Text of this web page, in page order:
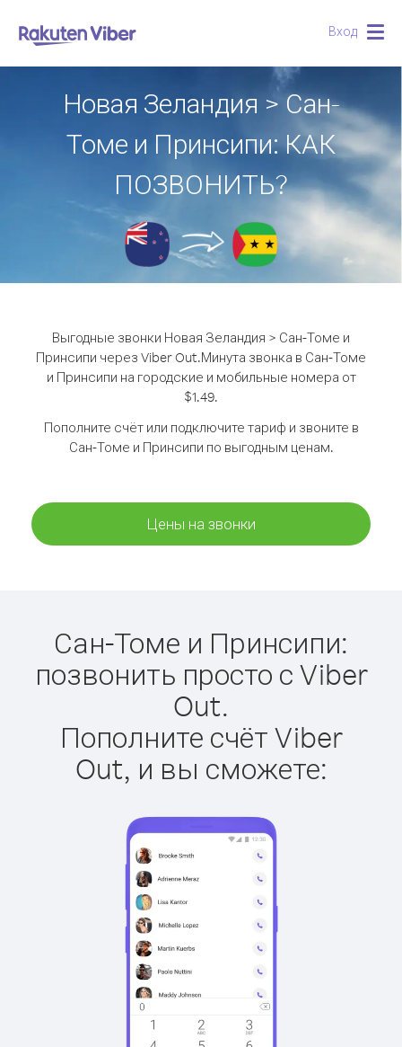
Вход
Новая Зеландия > Сан-
Томе и Принсипи: КАК
ПОЗВОНИТЬ?
Выгодные звонки Новая Зеландия > Сан-Томе и
Принсипи через Viber Out.Минута звонка в Сан-Томе
и Принсипи на городские и мобильные номера от
$1.49.
Пополните счёт или подключите тариф и звоните в
Сан-Томе и Принсипи по выгодным ценам.
Цены на звонки
Сан-Томе и Принсипи:
позвонить просто с Viber
Out.
Пополните счёт Viber
Out, и вы сможете: